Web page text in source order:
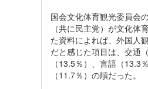
国会文化体育観光委員会
（共に民主党）が文化体
た資料によれば、外国人
だと感じた項目は、交通
（13.5％）、言語（13.3
（11.7％）の順だった。